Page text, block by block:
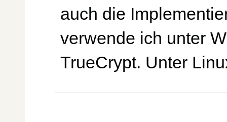
auch die
verwende ich unter
TrueCrypt. Unter